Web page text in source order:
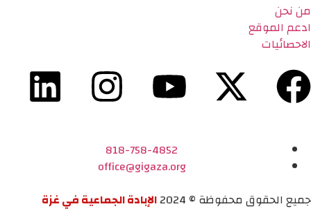
من نحن
ادعم الموقع
الاحصائيات
818-758-4852
office@gigaza.org
جميع الحقوق محفوظة © 2024
الإبادة الجماعية في غزة